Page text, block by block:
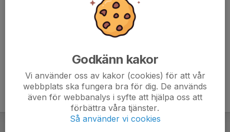
Godkänn kakor
Vi använder oss av kakor (cookies) för att vår
webbplats ska fungera bra för dig. De används
även för webbanalys i syfte att hjälpa oss att
förbättra våra tjänster.
Så använder vi cookies